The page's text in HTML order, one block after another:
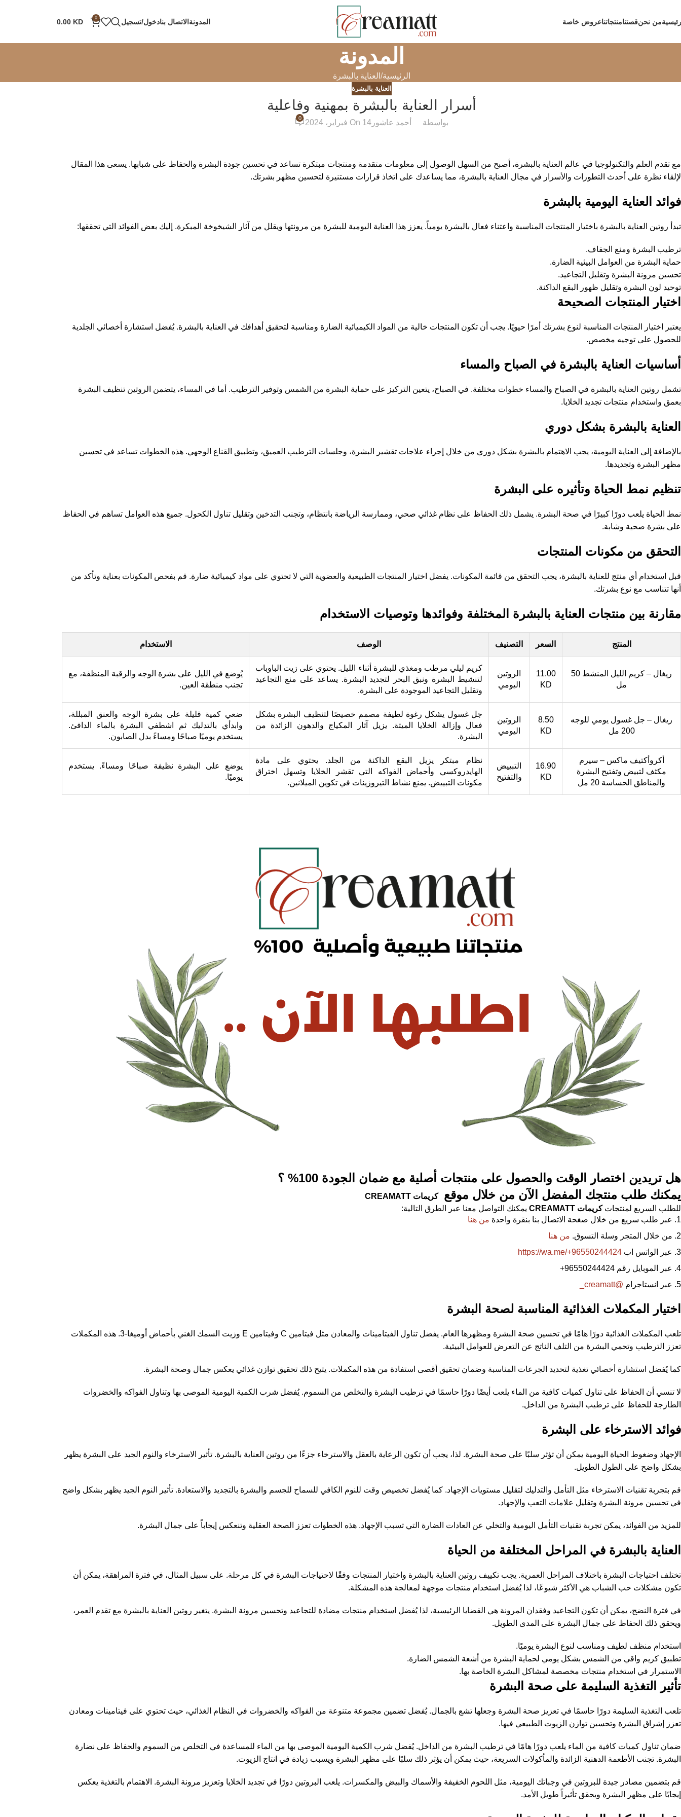
من نحنقصتنامنتجاتناعروض خاصة المدونةالاتصال بنادخول/تسجيل 0
0.00 KD
المدونة
الرئيسية العناية بالبشرة
العناية بالبشرة
أسرار العناية بالبشرة بمهنية وفاعلية
بواسطة أحمد عاشور On 14 فبراير، 2024
0
مع تقدم العلم والتكنولوجيا في عالم العناية بالبشرة، أصبح من السهل الوصول إلى معلومات متقدمة ومنتجات مبتكرة تساعد في تحسين جودة البشرة والحفاظ على شبابها. يسعى هذا المقال
لإلقاء نظرة على أحدث التطورات والأسرار في مجال العناية بالبشرة، مما يساعدك على اتخاذ قرارات مستنيرة لتحسين مظهر بشرتك.
فوائد العناية اليومية بالبشرة
تبدأ روتين العناية بالبشرة باختيار المنتجات المناسبة واعتناء فعال بالبشرة يومياً. يعزز هذا العناية اليومية للبشرة من مرونتها ويقلل من آثار الشيخوخة المبكرة. إليك بعض الفوائد التي تحققها:
ترطيب البشرة ومنع الجفاف.
حماية البشرة من العوامل البيئية الضارة.
تحسين مرونة البشرة وتقليل التجاعيد.
توحيد لون البشرة وتقليل ظهور البقع الداكنة.
اختيار المنتجات الصحيحة
يعتبر اختيار المنتجات المناسبة لنوع بشرتك أمرًا حيويًا. يجب أن تكون المنتجات خالية من المواد الكيميائية الضارة ومناسبة لتحقيق أهدافك في العناية بالبشرة. يُفضل استشارة أخصائي الجلدية
للحصول على توجيه مخصص.
أساسيات العناية بالبشرة في الصباح والمساء
تشمل روتين العناية بالبشرة في الصباح والمساء خطوات مختلفة. في الصباح، يتعين التركيز على حماية البشرة من الشمس وتوفير الترطيب. أما في المساء، يتضمن الروتين تنظيف البشرة
بعمق واستخدام منتجات تجديد الخلايا.
العناية بالبشرة بشكل دوري
بالإضافة إلى العناية اليومية، يجب الاهتمام بالبشرة بشكل دوري من خلال إجراء علاجات تقشير البشرة، وجلسات الترطيب العميق، وتطبيق القناع الوجهي. هذه الخطوات تساعد في تحسين
مظهر البشرة وتجديدها.
تنظيم نمط الحياة وتأثيره على البشرة
نمط الحياة يلعب دورًا كبيرًا في صحة البشرة. يشمل ذلك الحفاظ على نظام غذائي صحي، وممارسة الرياضة بانتظام، وتجنب التدخين وتقليل تناول الكحول. جميع هذه العوامل تساهم في الحفاظ
على بشرة صحية وشابة.
التحقق من مكونات المنتجات
قبل استخدام أي منتج للعناية بالبشرة، يجب التحقق من قائمة المكونات. يفضل اختيار المنتجات الطبيعية والعضوية التي لا تحتوي على مواد كيميائية ضارة. قم بفحص المكونات بعناية وتأكد من
أنها تتناسب مع نوع بشرتك.
مقارنة بين منتجات العناية بالبشرة المختلفة وفوائدها وتوصيات الاستخدام
المنتج السعر التصنيف الوصف الاستخدام
ريغال – كريم الليل المنشط 50
مل
11.00
KD
الروتين
اليومي
كريم ليلي مرطب ومغذي للبشرة أثناء الليل. يحتوي على زيت الباوباب
لتنشيط البشرة ونبق البحر لتجديد البشرة. يساعد على منع التجاعيد
وتقليل التجاعيد الموجودة على البشرة.
يُوضع في الليل على بشرة الوجه والرقبة المنظفة، مع
تجنب منطقة العين.
ريغال – جل غسول يومي للوجه
200 مل
8.50
KD
الروتين
اليومي
جل غسول يشكل رغوة لطيفة مصمم خصيصًا لتنظيف البشرة بشكل
فعال وإزالة الخلايا الميتة. يزيل آثار المكياج والدهون الزائدة من
البشرة.
ضعي كمية قليلة على بشرة الوجه والعنق المبللة،
وابدأي بالتدليك ثم اشطفي البشرة بالماء الدافئ.
يستخدم يوميًا صباحًا ومساءً بدل الصابون.
أكروأكتيف ماكس – سيرم
مكثف لتبيض وتفتيح البشرة
والمناطق الحساسة 20 مل
16.90
KD
التبييض
والتفتيح
نظام مبتكر يزيل البقع الداكنة من الجلد. يحتوي على مادة
الهايدروكسي وأحماض الفواكه التي تقشر الخلايا وتسهل اختراق
مكونات التبييض. يمنع نشاط التيروزينات في تكوين الميلانين.
يوضع على البشرة نظيفة صباحًا ومساءً. يستخدم
يوميًا.
هل تريدين اختصار الوقت والحصول على منتجات أصلية مع ضمان الجودة 100% ؟
يمكنك طلب منتجك المفضل الآن من خلال موقع
كريمات CREAMATT
للطلب السريع لمنتجاتكريمات CREAMATT يمكنك التواصل معنا عبر الطرق التالية:
عبر طلب سريع من خلال صغحة الاتصال بنا بنقرة واحدة من هنا
من خلال المتجر وسلة التسوق. من هنا
عبر الواتس اب https://wa.me/+96550244424
عبر الموبايل رقم 96550244424
+
عبر انستاجرام @creamatt_
اختيار المكملات الغذائية المناسبة لصحة البشرة
تلعب المكملات الغذائية دورًا هامًا في تحسين صحة البشرة ومظهرها العام. يفضل تناول الفيتامينات والمعادن مثل فيتامين C وفيتامين E وزيت السمك الغني بأحماض أوميغا-3. هذه المكملات
تعزز الترطيب وتحمي البشرة من التلف الناتج عن التعرض للعوامل البيئية.
كما يُفضل استشارة أخصائي تغذية لتحديد الجرعات المناسبة وضمان تحقيق أقصى استفادة من هذه المكملات. يتيح ذلك تحقيق توازن غذائي يعكس جمال وصحة البشرة.
لا تنسي أن الحفاظ على تناول كميات كافية من الماء يلعب أيضًا دورًا حاسمًا في ترطيب البشرة والتخلص من السموم. يُفضل شرب الكمية اليومية الموصى بها وتناول الفواكه والخضروات
الطازجة للحفاظ على ترطيب البشرة من الداخل.
فوائد الاسترخاء على البشرة
الإجهاد وضغوط الحياة اليومية يمكن أن تؤثر سلبًا على صحة البشرة. لذا، يجب أن تكون الرعاية بالعقل والاسترخاء جزءًا من روتين العناية بالبشرة. تأثير الاسترخاء والنوم الجيد على البشرة يظهر
بشكل واضح على الطول الطويل.
قم بتجربة تقنيات الاسترخاء مثل التأمل والتدليك لتقليل مستويات الإجهاد. كما يُفضل تخصيص وقت للنوم الكافي للسماح للجسم والبشرة بالتجديد والاستعادة. تأثير النوم الجيد يظهر بشكل واضح
في تحسين مرونة البشرة وتقليل علامات التعب والإجهاد.
للمزيد من الفوائد، يمكن تجربة تقنيات التأمل اليومية والتخلي عن العادات الضارة التي تسبب الإجهاد. هذه الخطوات تعزز الصحة العقلية وتنعكس إيجاباً على جمال البشرة.
العناية بالبشرة في المراحل المختلفة من الحياة
تختلف احتياجات البشرة باختلاف المراحل العمرية. يجب تكييف روتين العناية بالبشرة واختيار المنتجات وفقًا لاحتياجات البشرة في كل مرحلة. على سبيل المثال، في فترة المراهقة، يمكن أن
تكون مشكلات حب الشباب هي الأكثر شيوعًا، لذا يُفضل استخدام منتجات موجهة لمعالجة هذه المشكلة.
في فترة النضج، يمكن أن تكون التجاعيد وفقدان المرونة هي القضايا الرئيسية، لذا يُفضل استخدام منتجات مضادة للتجاعيد وتحسين مرونة البشرة. يتغير روتين العناية بالبشرة مع تقدم العمر،
ويحقق ذلك الحفاظ على جمال البشرة على المدى الطويل.
استخدام منظف لطيف ومناسب لنوع البشرة يوميًا.
تطبيق كريم واقي من الشمس بشكل يومي لحماية البشرة من أشعة الشمس الضارة.
الاستمرار في استخدام منتجات مخصصة لمشاكل البشرة الخاصة بها.
تأثير التغذية السليمة على صحة البشرة
تلعب التغذية السليمة دورًا حاسمًا في تعزيز صحة البشرة وجعلها تشع بالجمال. يُفضل تضمين مجموعة متنوعة من الفواكه والخضروات في النظام الغذائي، حيث تحتوي على فيتامينات ومعادن
تعزز إشراق البشرة وتحسين توازن الزيوت الطبيعي فيها.
ضمان تناول كميات كافية من الماء يلعب دورًا هامًا في ترطيب البشرة من الداخل. يُفضل شرب الكمية اليومية الموصى بها من الماء للمساعدة في التخلص من السموم والحفاظ على نضارة
البشرة. تجنب الأطعمة الدهنية الزائدة والمأكولات السريعة، حيث يمكن أن يؤثر ذلك سلبًا على مظهر البشرة ويسبب زيادة في انتاج الزيوت.
قم بتضمين مصادر جيدة للبروتين في وجباتك اليومية، مثل اللحوم الخفيفة والأسماك والبيض والمكسرات. يلعب البروتين دورًا في تجديد الخلايا وتعزيز مرونة البشرة. الاهتمام بالتغذية يعكس
إيجابًا على مظهر البشرة ويحقق تأثيراً طويل الأمد.